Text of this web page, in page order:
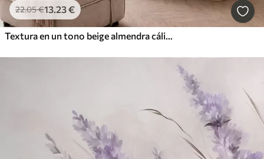
22.05€13 .23€